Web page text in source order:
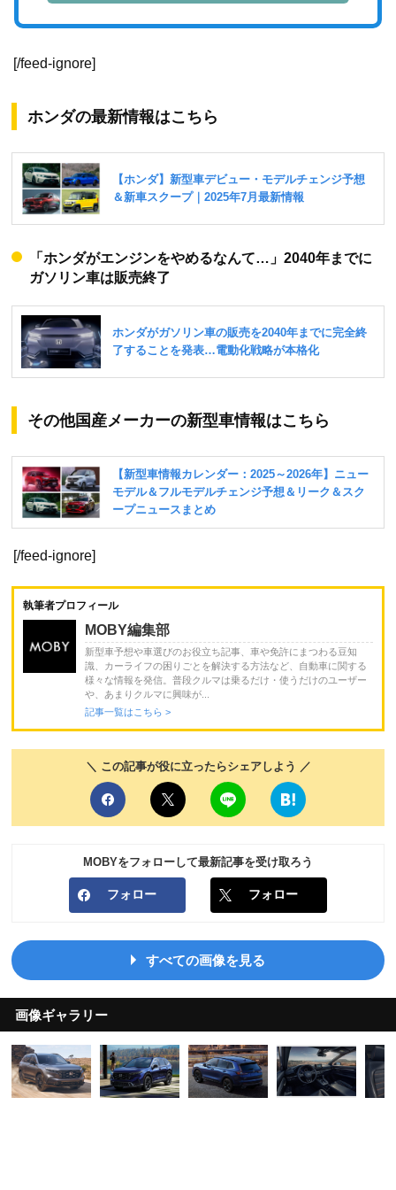
[/feed-ignore]
ホンダの最新情報はこちら
「ホンダがエンジンをやめるなんて…」2040年までに
ガソリン車は販売終了
その他国産メーカーの新型車情報はこちら
[/feed-ignore]
執筆者プロフィール
MOBY編集部
新型車予想や車選びのお役立ち記事、車や免許にまつわる豆知
識、カーライフの困りごとを解決する方法など、自動車に関する
様々な情報を発信。普段クルマは乗るだけ・使うだけのユーザー
や、あまりクルマに興味が...
記事一覧はこちら >
＼ この記事が役に立ったらシェアしよう ／
MOBYをフォローして最新記事を受け取ろう
フォロー フォロー
すべての画像を見る
画像ギャラリー